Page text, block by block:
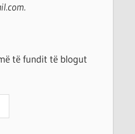
të fundit të blogut